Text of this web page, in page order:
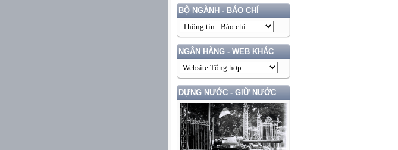
BỘ NGÀNH - BÁO CHÍ
NGÂN HÀNG - WEB KHÁC
DỰNG NƯỚC - GIỮ NƯỚC